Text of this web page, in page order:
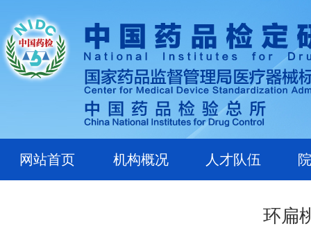
网站首页 机构概况 人才队伍
环扁